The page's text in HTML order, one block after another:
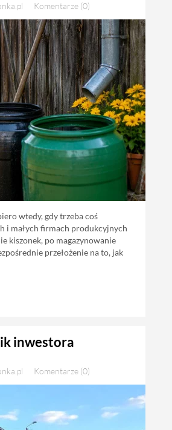
Komentarze (0)
wtedy, gdy trzeba coś
i małych firmach produkcyjnych
kiszonek, po magazynowanie
przełożenie na to, jak
inwestora
Komentarze (0)